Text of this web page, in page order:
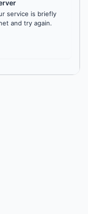
service is briefly
and try again.